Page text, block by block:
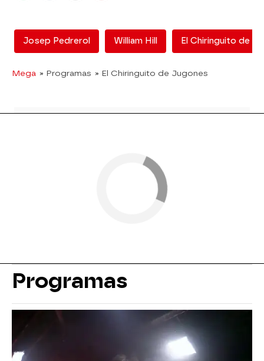
Josep Pedrerol William Hill El Chiringuito de
Mega » Programas » El Chiringuito de Jugones
Programas